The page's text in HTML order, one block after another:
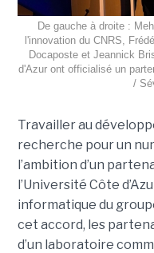
De gauche à droite :
l'innovation du CNRS,
Docaposte et Jeannick
d'Azur ont officialisé un
/
Travailler au
recherche pour un
l’ambition d’un
l’Université Côte
informatique du
cet accord, les
d’un laboratoire